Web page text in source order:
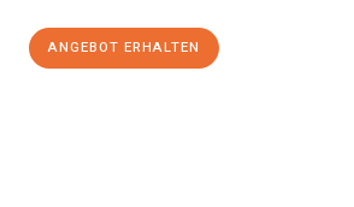
ANGEBOT ERHALTEN